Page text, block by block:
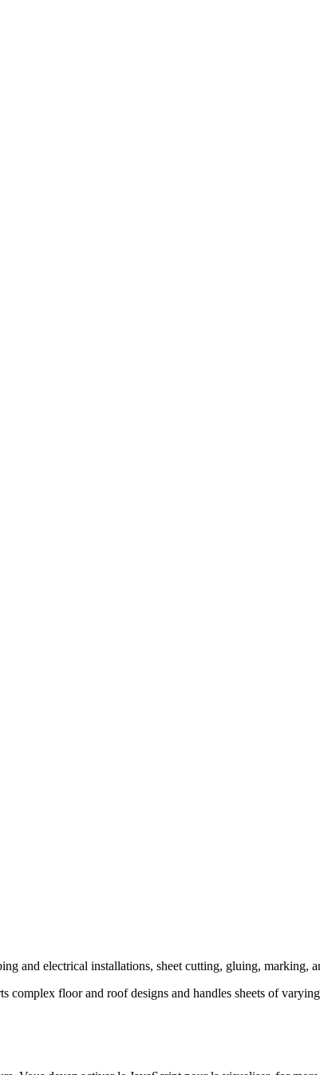
and electrical installations, sheet cutting, gluing, marking,
floor and roof designs and handles sheets of